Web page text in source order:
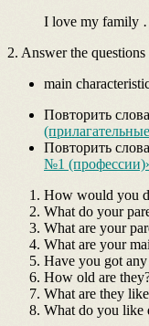
I love my
2. Answer the questions
main
Повторить
Повторить
№1
How would you
What do your
What are your
What are your
Have you got any
How old are
What are they
What do you like